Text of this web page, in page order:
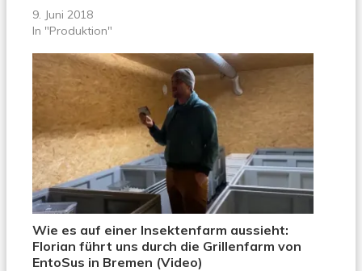
9. Juni 2018
In "Produktion"
Wie es auf einer Insektenfarm aussieht:
Florian führt uns durch die Grillenfarm von
EntoSus in Bremen (Video)